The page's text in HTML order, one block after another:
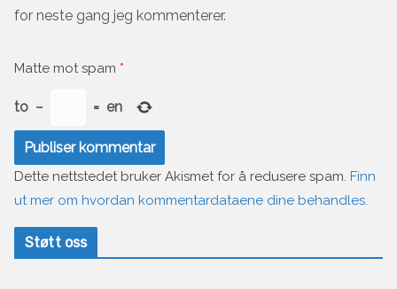
for neste gang jeg kommenterer.
Matte mot spam *
to − = en
Dette nettstedet bruker Akismet for å redusere spam. Finn
ut mer om hvordan kommentardataene dine behandles.
Støtt oss